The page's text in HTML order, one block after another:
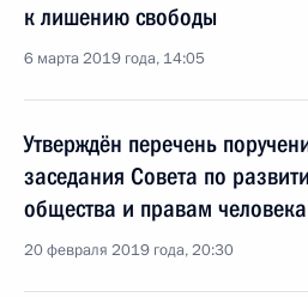
к лишению свободы
6 марта 2019 года, 14:05
Утверждён перечень
заседания Совета по
общества и правам человека
20 февраля 2019 года, 20:30